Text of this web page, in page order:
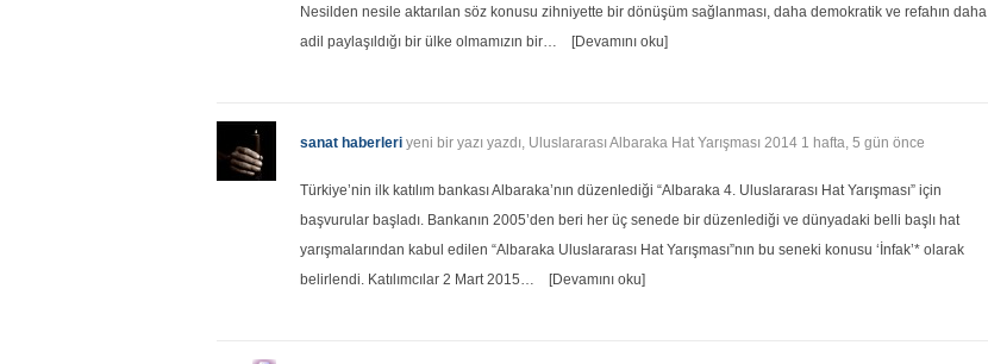
Nesilden nesile aktarılan söz konusu zihniyette bir dönüşüm sağlanması, daha demokratik ve refahın daha
adil paylaşıldığı bir ülke olmamızın bir…
[Devamını oku]
sanat haberleri yeni bir yazı yazdı, Uluslararası Albaraka Hat Yarışması 2014 1 hafta, 5 gün önce
Türkiye’nin ilk katılım bankası Albaraka’nın düzenlediği “Albaraka 4. Uluslararası Hat Yarışması” için
başvurular başladı. Bankanın 2005’den beri her üç senede bir düzenlediği ve dünyadaki belli başlı hat
yarışmalarından kabul edilen “Albaraka Uluslararası Hat Yarışması”nın bu seneki konusu ‘İnfak’* olarak
belirlendi. Katılımcılar 2 Mart 2015…
[Devamını oku]